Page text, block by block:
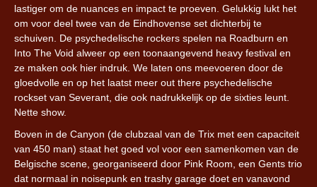
lastiger om de nuances en impact te proeven. Gelukkig lukt het
om voor deel twee van de Eindhovense set dichterbij te
schuiven. De psychedelische rockers spelen na Roadburn en
Into The Void alweer op een toonaangevend heavy festival en
ze maken ook hier indruk. We laten ons meevoeren door de
gloedvolle en op het laatst meer out there psychedelische
rockset van Severant, die ook nadrukkelijk op de sixties leunt.
Nette show.
Boven in de Canyon (de clubzaal van de Trix met een capaciteit
van 450 man) staat het goed vol voor een samenkomen van de
Belgische scene, georganiseerd door Pink Room, een Gents trio
dat normaal in noisepunk en trashy garage doet en vanavond